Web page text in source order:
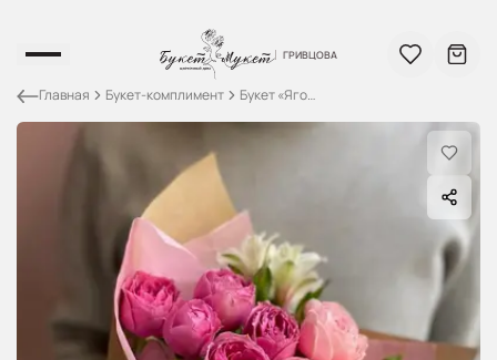
ГРИВЦОВА
ГРИВЦОВА
О Нас
Главная Букет-комплимент Букет «Ягодный смузи» ГРИВЦОВА